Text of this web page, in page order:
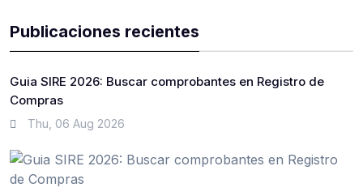
Publicaciones recientes
Guia SIRE 2026: Buscar comprobantes en Registro de
Compras
Thu, 06 Aug 2026